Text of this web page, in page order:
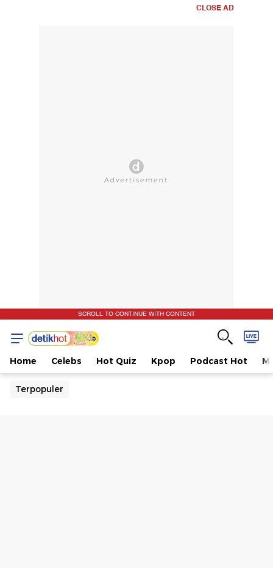
CLOSE AD
SCROLL TO CONTINUE WITH CONTENT
Home Celebs Hot Quiz Kpop Podcast Hot
Terpopuler